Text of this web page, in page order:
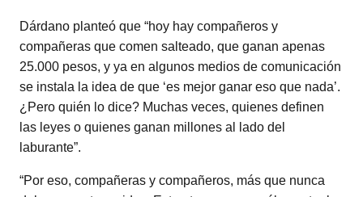
Dárdano planteó que “hoy hay compañeros y
compañeras que comen salteado, que ganan apenas
25.000 pesos, y ya en algunos medios de comunicación
se instala la idea de que ‘es mejor ganar eso que nada’.
¿Pero quién lo dice? Muchas veces, quienes definen
las leyes o quienes ganan millones al lado del
laburante”.
“Por eso, compañeras y compañeros, más que nunca